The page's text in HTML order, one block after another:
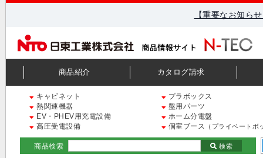
【重要なお知ら
商品紹介 カタログ請求
キャビネット
プラボックス
熱関連機器
盤用パーツ
EV・PHEV用充電設備
ホーム分電盤
高圧受電設備
個室ブース （プライベートボ
商品検索 検索